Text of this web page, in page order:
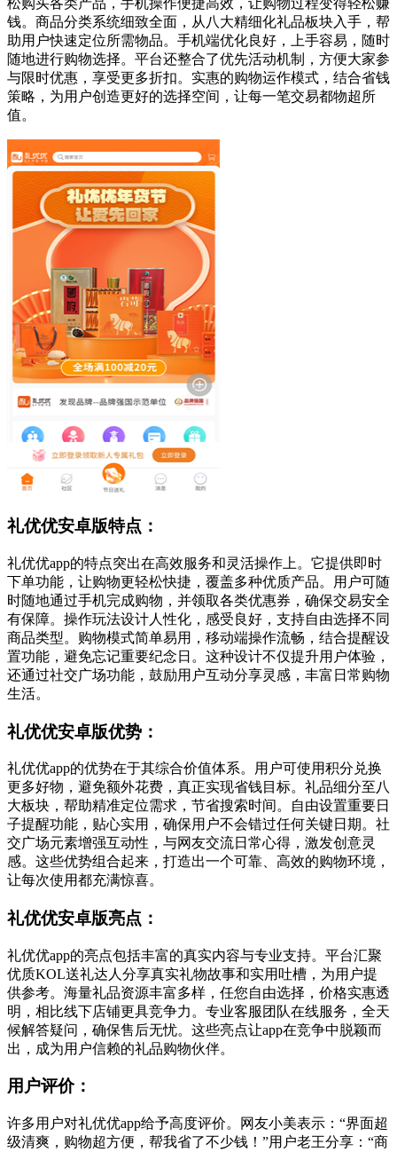
松购买各类产品，手机操作便捷高效，让购物过程变得轻松赚
钱。商品分类系统细致全面，从八大精细化礼品板块入手，帮
助用户快速定位所需物品。手机端优化良好，上手容易，随时
随地进行购物选择。平台还整合了优先活动机制，方便大家参
与限时优惠，享受更多折扣。实惠的购物运作模式，结合省钱
策略，为用户创造更好的选择空间，让每一笔交易都物超所
值。
礼优优安卓版特点：
礼优优app的特点突出在高效服务和灵活操作上。它提供即时
下单功能，让购物更轻松快捷，覆盖多种优质产品。用户可随
时随地通过手机完成购物，并领取各类优惠券，确保交易安全
有保障。操作玩法设计人性化，感受良好，支持自由选择不同
商品类型。购物模式简单易用，移动端操作流畅，结合提醒设
置功能，避免忘记重要纪念日。这种设计不仅提升用户体验，
还通过社交广场功能，鼓励用户互动分享灵感，丰富日常购物
生活。
礼优优安卓版优势：
礼优优app的优势在于其综合价值体系。用户可使用积分兑换
更多好物，避免额外花费，真正实现省钱目标。礼品细分至八
大板块，帮助精准定位需求，节省搜索时间。自由设置重要日
子提醒功能，贴心实用，确保用户不会错过任何关键日期。社
交广场元素增强互动性，与网友交流日常心得，激发创意灵
感。这些优势组合起来，打造出一个可靠、高效的购物环境，
让每次使用都充满惊喜。
礼优优安卓版亮点：
礼优优app的亮点包括丰富的真实内容与专业支持。平台汇聚
优质KOL送礼达人分享真实礼物故事和实用吐槽，为用户提
供参考。海量礼品资源丰富多样，任您自由选择，价格实惠透
明，相比线下店铺更具竞争力。专业客服团队在线服务，全天
候解答疑问，确保售后无忧。这些亮点让app在竞争中脱颖而
出，成为用户信赖的礼品购物伙伴。
用户评价：
许多用户对礼优优app给予高度评价。网友小美表示：“界面超
级清爽，购物超方便，帮我省了不少钱！”用户老王分享：“商